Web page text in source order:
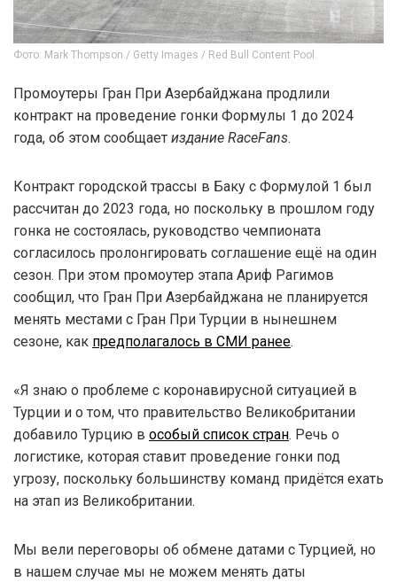
Фото: Mark Thompson / Getty Images / Red Bull Content Pool
Промоутеры Гран При Азербайджана продлили
контракт на проведение гонки Формулы 1 до 2024
года, об этом сообщает издание RaceFans.
Контракт городской трассы в Баку с Формулой 1 был
рассчитан до 2023 года, но поскольку в прошлом году
гонка не состоялась, руководство чемпионата
согласилось пролонгировать соглашение ещё на один
сезон. При этом промоутер этапа Ариф Рагимов
сообщил, что Гран При Азербайджана не планируется
менять местами с Гран При Турции в нынешнем
сезоне, как предполагалось в СМИ ранее.
«Я знаю о проблеме с коронавирусной ситуацией в
Турции и о том, что правительство Великобритании
добавило Турцию в особый список стран. Речь о
логистике, которая ставит проведение гонки под
угрозу, поскольку большинству команд придётся ехать
на этап из Великобритании.
Мы вели переговоры об обмене датами с Турцией, но
в нашем случае мы не можем менять даты